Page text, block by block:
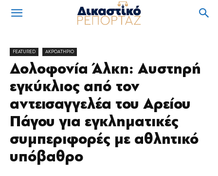
FEATURED ΑΚΡΟΑΤΗΡΙΟ
Δολοφονία Άλκη: Αυστηρή
εγκύκλιος από τον
αντεισαγγελέα του Αρείου
Πάγου για εγκληματικές
συμπεριφορές με αθλητικό
υπόβαθρο